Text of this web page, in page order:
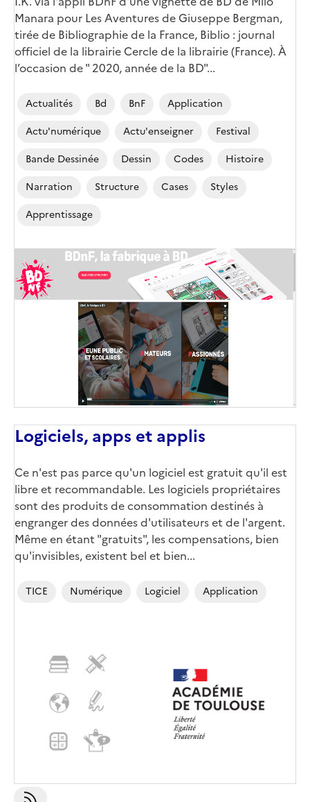
Manara pour Les Aventures de Giuseppe Bergman,
tirée de Bibliographie de la France, Biblio : journal
officiel de la librairie Cercle de la librairie (France). À
l’occasion de " 2020, année de la BD"...
Actualités Bd BnF
Application
Actu'numérique
Actu'enseigner
Festival
Bande Dessinée
Dessin Codes
Histoire
Narration
Structure Cases
Styles
Apprentissage
Logiciels, apps et applis
Ce n'est pas parce qu'un logiciel est gratuit qu'il est
libre et recommandable. Les logiciels propriétaires
sont des produits de consommation destinés à
engranger des données d'utilisateurs et de l'argent.
Même en étant "gratuits", les compensations, bien
qu'invisibles, existent bel et bien...
TICE Numérique Logiciel Application